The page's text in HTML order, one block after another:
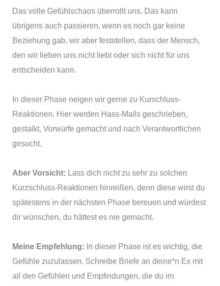
Das volle Gefühlschaos überrollt uns. Das kann
übrigens auch passieren, wenn es noch gar keine
Beziehung gab, wir aber feststellen, dass der Mensch,
den wir lieben uns nicht liebt oder sich nicht für uns
entscheiden kann.
In dieser Phase neigen wir gerne zu Kurschluss-
Reaktionen. Hier werden Hass-Mails geschrieben,
gestalkt, Vorwürfe gemacht und nach Verantwortlichen
gesucht.
Aber Vorsicht: Lass dich nicht zu sehr zu solchen
Kurzschluss-Reaktionen hinreißen, denn diese wirst du
spätestens in der nächsten Phase bereuen und würdest
dir wünschen, du hättest es nie gemacht.
Meine Empfehlung: In dieser Phase ist es wichtig, die
Gefühle zuzulassen. Schreibe Briefe an deine*n Ex mit
all den Gefühlen und Empfindungen, die du im